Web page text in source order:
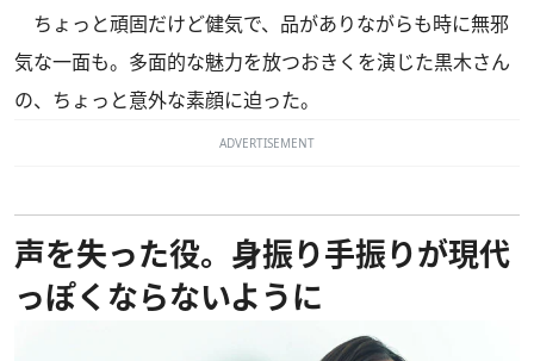
ちょっと頑固だけど健気で、品がありながらも時に無邪
気な一面も。多面的な魅力を放つおきくを演じた黒木さん
の、ちょっと意外な素顔に迫った。
ADVERTISEMENT
声を失った役。身振り手振りが現代
っぽくならないように